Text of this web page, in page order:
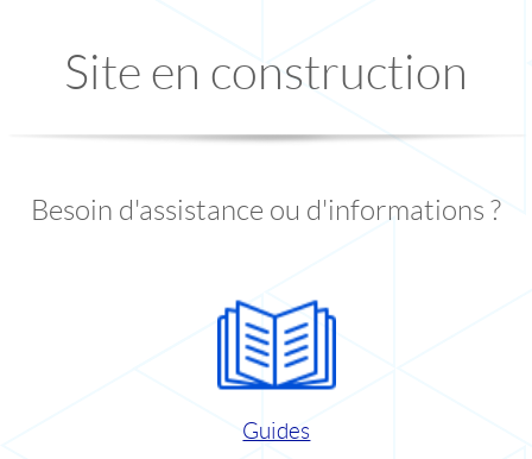
Site en construction
Besoin d'assistance ou d'informations ?
Guides